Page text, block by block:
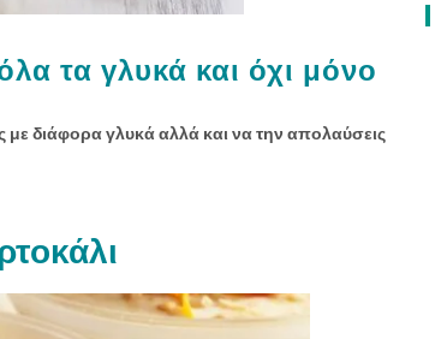
τα γλυκά και όχι μόνο
διάφορα γλυκά αλλά και να την απολαύσεις